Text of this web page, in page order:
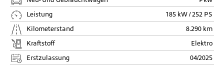
Leistung
185 kW / 252 PS
Kilometerstand
8.290 km
Kraftstoff
Elektro
Erstzulassung
04/2025